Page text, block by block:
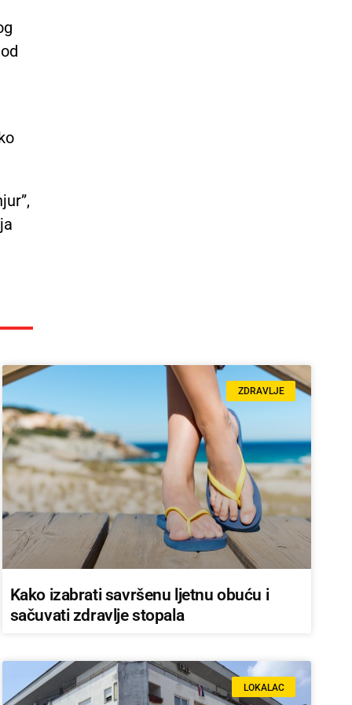
ZDRAVLJE
Kako izabrati savršenu ljetnu obuću i
sačuvati zdravlje stopala
LOKALAC